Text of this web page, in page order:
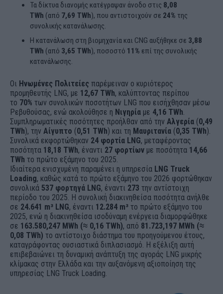
Τα δίκτυα διανομής κατέγραψαν άνοδο στις 8,08
TWh (από 7,69 TWh), που αντιστοιχούν σε 24% της
συνολικής κατανάλωσης.
Η κατανάλωση στη βιομηχανία και CNG αυξήθηκε σε 3,88
TWh (από 3,65 TWh), ποσοστό 11% επί της συνολικής
κατανάλωσης.
Οι Ηνωμένες Πολιτείες παρέμειναν ο κυριότερος
προμηθευτής LNG, με 12,67 TWh, καλύπτοντας περίπου
το 70% των συνολικών ποσοτήτων LNG που εισήχθησαν μέσω
Ρεβυθούσας, ενώ ακολούθησε η Νιγηρία με 4,16 TWh.
Συμπληρωματικές ποσότητες προήλθαν από την Αλγερία (0,49
TWh), την Αίγυπτο (0,51 TWh) και τη Μαυριτανία (0,35 TWh).
Συνολικά εκφορτώθηκαν 24 φορτία LNG, μεταφέροντας
ποσότητα 18,18 TWh, έναντι 27 φορτίων με ποσότητα 14,66
TWh το πρώτο εξάμηνο του 2025.
Ιδιαίτερα ενισχυμένη παραμένει η υπηρεσία LNG Truck
Loading, καθώς κατά το πρώτο εξάμηνο του 2026 φορτώθηκαν
συνολικά 537 φορτηγά LNG, έναντι 273 την αντίστοιχη
περίοδο του 2025. Η συνολική διακινηθείσα ποσότητα ανήλθε
σε 24.641 m³ LNG, έναντι 12.284 m³ το πρώτο εξάμηνο του
2025, ενώ η διακινηθείσα ισοδύναμη ενέργεια διαμορφώθηκε
σε 163.580,247 MWh (≈ 0,16 TWh), από 81.723,197 MWh (≈
0,08 TWh) το αντίστοιχο διάστημα του προηγούμενου έτους,
καταγράφοντας ουσιαστικά διπλασιασμό. Η εξέλιξη αυτή
επιβεβαιώνει τη δυναμική ανάπτυξη της αγοράς LNG μικρής
κλίμακας στην Ελλάδα και την αυξανόμενη αξιοποίηση της
υπηρεσίας LNG Truck Loading.